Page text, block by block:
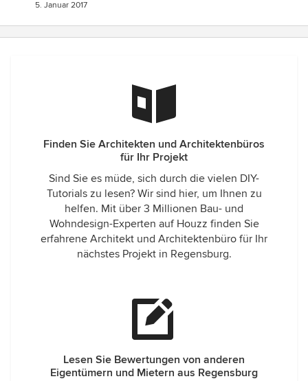
5. Januar 2017
Finden Sie Architekten und Architektenbüros
für Ihr Projekt
Sind Sie es müde, sich durch die vielen DIY-
Tutorials zu lesen? Wir sind hier, um Ihnen zu
helfen. Mit über 3 Millionen Bau- und
Wohndesign-Experten auf Houzz finden Sie
erfahrene Architekt und Architektenbüro für Ihr
nächstes Projekt in Regensburg.
Lesen Sie Bewertungen von anderen
Eigentümern und Mietern aus Regensburg